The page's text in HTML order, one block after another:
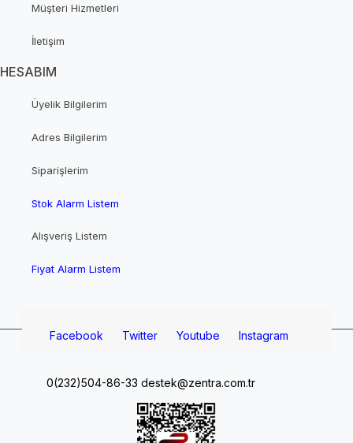
Müşteri Hizmetleri
İletişim
HESABIM
Üyelik Bilgilerim
Adres Bilgilerim
Siparişlerim
Stok Alarm Listem
Alışveriş Listem
Fiyat Alarm Listem
Facebook Twitter Youtube Instagram
0(232)504-86-33 destek@zentra.com.tr